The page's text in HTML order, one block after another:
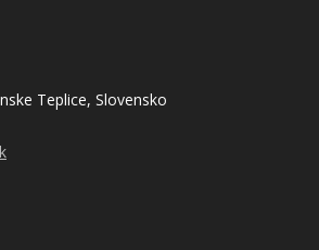
Teplice, Slovensko